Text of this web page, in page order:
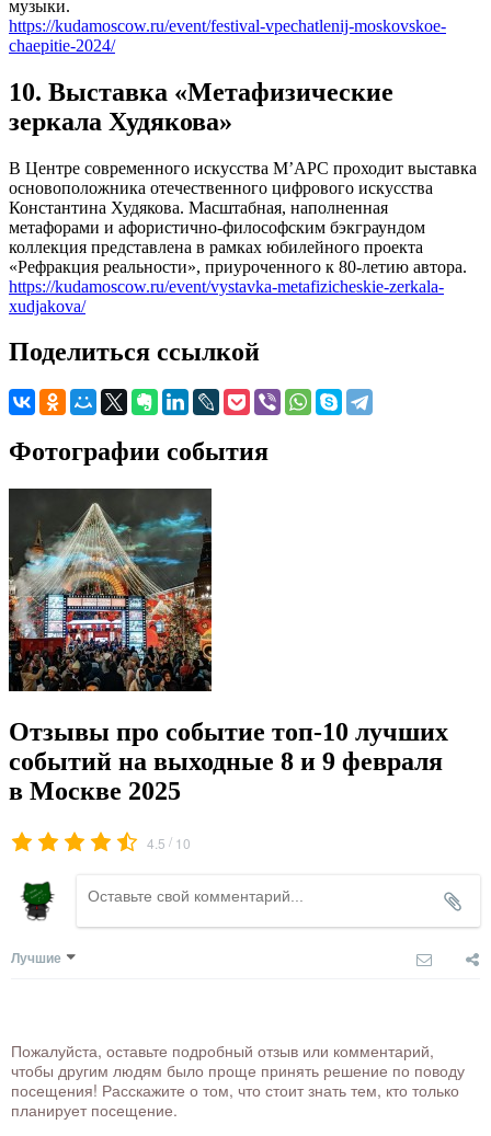
музыки.
https://kudamoscow.ru/event/festival-vpechatlenij-moskovskoe-
chaepitie-2024/
10. Выставка «Метафизические
зеркала Худякова»
В Центре современного искусства М’АРС проходит выставка
основоположника отечественного цифрового искусства
Константина Худякова. Масштабная, наполненная
метафорами и афористично-философским бэкграундом
коллекция представлена в рамках юбилейного проекта
«Рефракция реальности», приуроченного к 80-летию автора.
https://kudamoscow.ru/event/vystavka-metafizicheskie-zerkala-
xudjakova/
Поделиться ссылкой
Фотографии события
Отзывы про событие топ-10 лучших
событий на выходные 8 и 9 февраля
в Москве 2025
4.5 / 10
Лучшие
Пожалуйста, оставьте подробный отзыв или комментарий,
чтобы другим людям было проще принять решение по поводу
посещения! Расскажите о том, что стоит знать тем, кто только
планирует посещение.